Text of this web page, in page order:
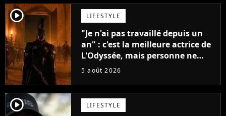
player2 LIFESTYLE
"Je n'ai pas travaillé depuis un
an" : c'est la meilleure actrice de
L'Odyssée, mais personne ne
veut lui donner de rôle au
5 août 2026
player2 LIFESTYLE